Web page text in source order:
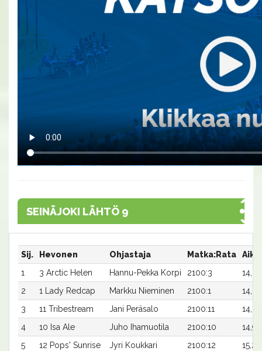
SEINÄJOKI LÄHTÖ 9
Sij. Hevonen Ohjastaja Matka:Rata
Aika
1
3 Arctic Helen Hannu-Pekka Korpi 2100:3
14,6a
2
1 Lady Redcap Markku Nieminen 2100:1
14,6a
3
11 Tribestream Jani Peräsalo 2100:11
14,8a
4
10 Isa Ale Juho Ihamuotila 2100:10
14,9a
5
12 Pops' Sunrise Jyri Koukkari 2100:12
15,2a